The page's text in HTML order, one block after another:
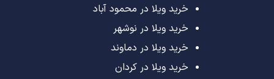
خرید ویلا در محمود آباد
خرید ویلا در نوشهر
خرید ویلا در دماوند
خرید ویلا در کردان